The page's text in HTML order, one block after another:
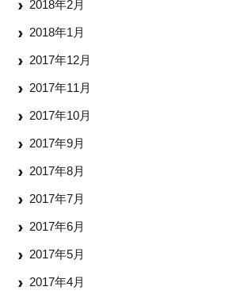
2018年2月
2018年1月
2017年12月
2017年11月
2017年10月
2017年9月
2017年8月
2017年7月
2017年6月
2017年5月
2017年4月